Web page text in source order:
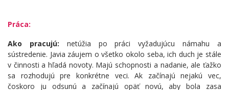
Práca:
Ako pracujú: netúžia po práci vyžadujúcu námahu a
sústredenie. Javia záujem o všetko okolo seba, ich duch je stále
v činnosti a hľadá novoty. Majú schopnosti a nadanie, ale ťažko
sa rozhodujú pre konkrétne veci. Ak začínajú nejakú vec,
čoskoro ju odsunú a začínajú opäť novú, aby bola zasa